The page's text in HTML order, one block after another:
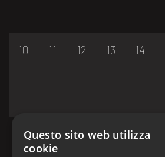
10 11 12 13 14
17 18 19 20 21
Questo sito web utilizza
cookie